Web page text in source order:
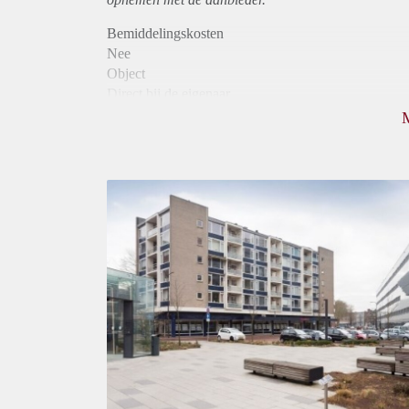
Bemiddelingskosten
Nee
Object
Huurtoeslag
Mogelijk
Inkomen eis
N.V.T.
Huurtermijn
Onbepaalde termijn
Oplevering
Kaal